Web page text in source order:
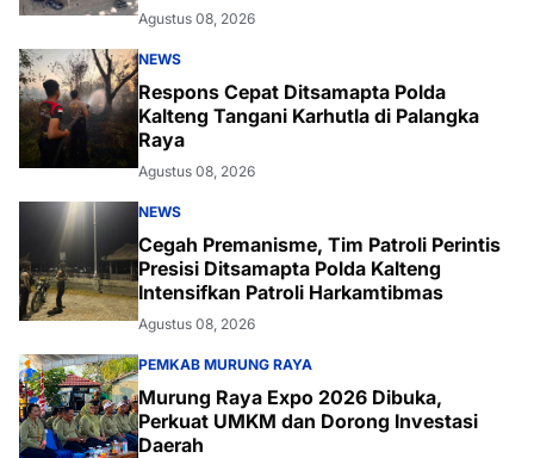
Agustus 08, 2026
NEWS
Respons Cepat Ditsamapta Polda
Kalteng Tangani Karhutla di Palangka
Raya
Agustus 08, 2026
NEWS
Cegah Premanisme, Tim Patroli Perintis
Presisi Ditsamapta Polda Kalteng
Intensifkan Patroli Harkamtibmas
Agustus 08, 2026
PEMKAB MURUNG RAYA
Murung Raya Expo 2026 Dibuka,
Perkuat UMKM dan Dorong Investasi
Daerah